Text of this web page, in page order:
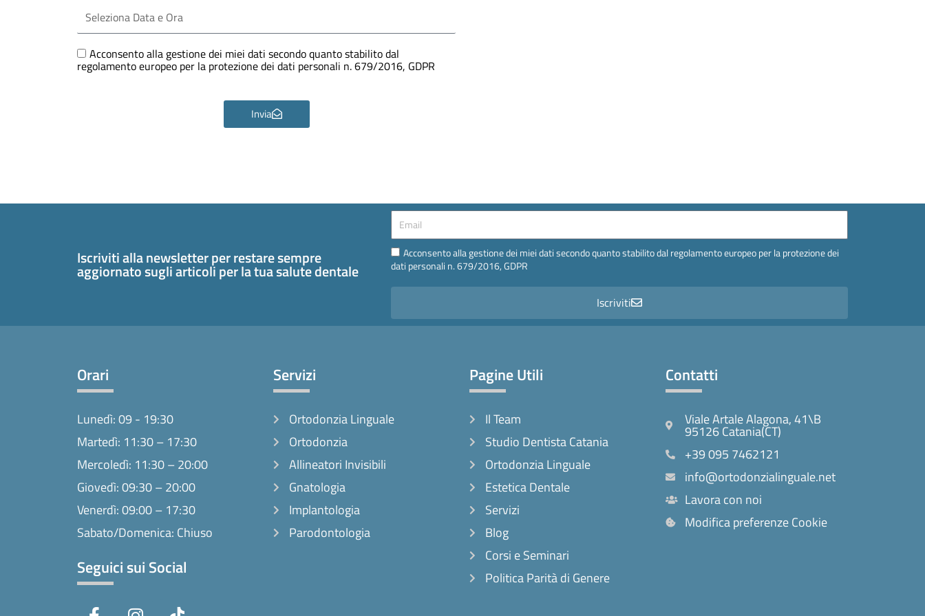
Data
e
GDPR
Acconsento alla gestione dei miei dati secondo quanto stabilito dal
regolamento europeo per la protezione dei dati personali n. 679/2016, GDPR
Invia
Iscriviti alla newsletter per restare sempre
aggiornato sugli articoli per la tua salute dentale
Email
Email
Acconsento alla gestione dei miei dati secondo quanto stabilito dal regolamento europeo per la protezione dei
dati personali n. 679/2016, GDPR
Iscriviti
Orari
Lunedì: 09 - 19:30
Martedì: 11:30 – 17:30
Mercoledì: 11:30 – 20:00
Giovedì: 09:30 – 20:00
Venerdì: 09:00 – 17:30
Sabato/Domenica: Chiuso
Seguici sui Social
Servizi
Ortodonzia Linguale
Ortodonzia
Allineatori Invisibili
Gnatologia
Implantologia
Parodontologia
Pagine Utili
Il Team
Studio Dentista Catania
Ortodonzia Linguale
Estetica Dentale
Servizi
Blog
Corsi e Seminari
Politica Parità di Genere
Contatti
Viale Artale Alagona, 41\B
95126 Catania(CT)
+39 095 7462121
info@ortodonzialinguale.net
Lavora con noi
Modifica preferenze Cookie